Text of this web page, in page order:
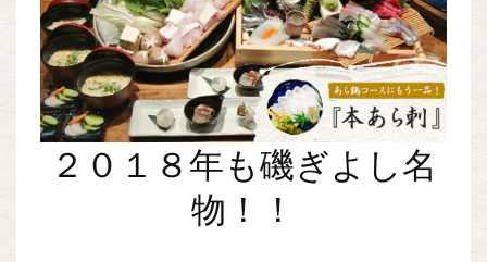
２０１８年も磯ぎよし名
物！！